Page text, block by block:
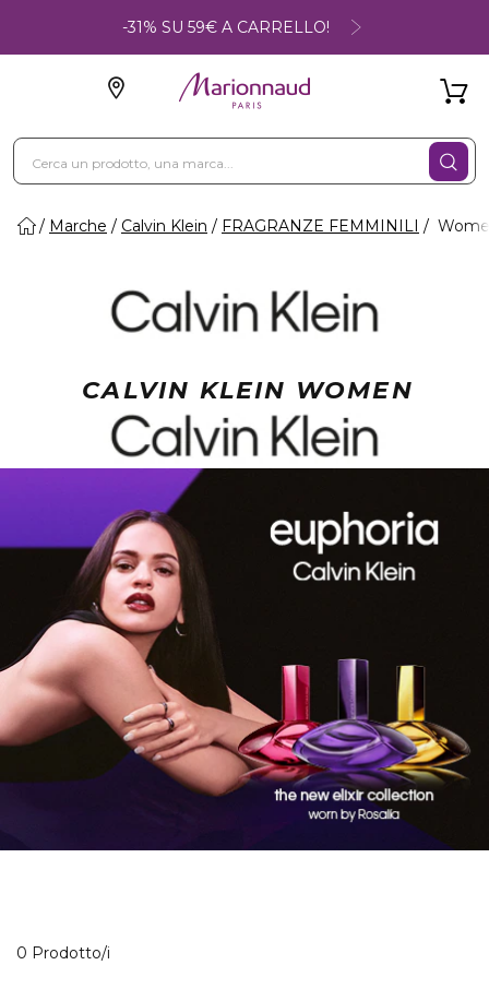
-31% SU 59€ A CARRELLO!
Marche Calvin Klein FRAGRANZE FEMMINILI
CALVIN KLEIN WOMEN
0 Prodotto/i